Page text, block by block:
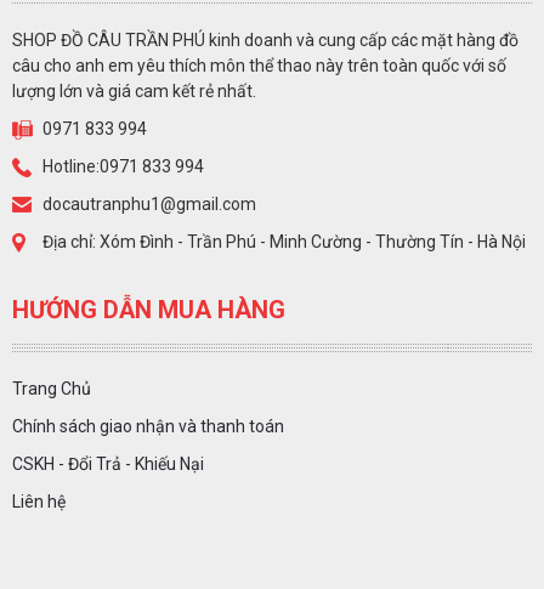
SHOP ĐỒ CÂU TRẦN PHÚ kinh doanh và cung cấp các mặt hàng đồ
câu cho anh em yêu thích môn thể thao này trên toàn quốc với số
lượng lớn và giá cam kết rẻ nhất.
0971 833 994
Hotline:0971 833 994
docautranphu1@gmail.com
Địa chỉ: Xóm Đình - Trần Phú - Minh Cường - Thường Tín - Hà Nội
HƯỚNG DẪN MUA HÀNG
Trang Chủ
Chính sách giao nhận và thanh toán
CSKH - Đổi Trả - Khiếu Nại
Liên hệ